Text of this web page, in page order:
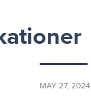
MAY 27, 2024